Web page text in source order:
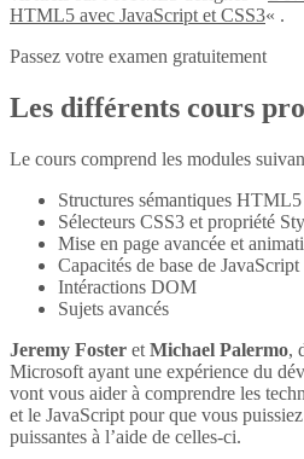
HTML5 avec JavaScript et CSS3« .
Passez votre examen gratuitement
Les différents cours
Le cours comprend les modules
Structures sémantiques HTML5
Sélecteurs CSS3 et propriété
Mise en page avancée et
Capacités de base de JavaScript
Intéractions DOM
Sujets avancés
Jeremy Foster et Michael Palermo,
Microsoft ayant une expérience du
vont vous aider à comprendre les
et le JavaScript pour que vous
puissantes à l’aide de celles-ci.